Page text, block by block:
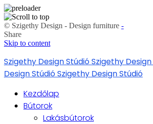
© Szigethy Design - Design furniture -
Share
Skip to content
Szigethy Design StúdióSzigethy
Design StúdióSzigethy Design Stúdió
Kezdőlap
Bútorok
Lakásbútorok